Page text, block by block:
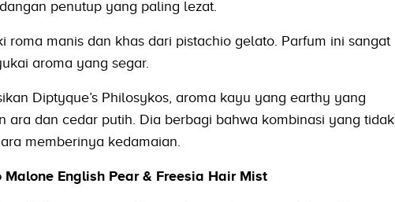
penutup yang paling lezat.
roma manis dan khas dari pistachio gelato. Parfum ini sangat
aroma yang segar.
Diptyque’s Philosykos, aroma kayu yang earthy yang
ara dan cedar putih. Dia berbagi bahwa kombinasi yang tidak
memberinya kedamaian.
Malone English Pear & Freesia Hair Mist